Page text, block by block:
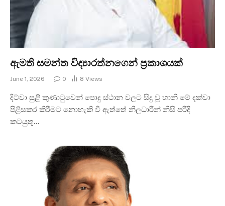
ඇමති සමන්ත විද්‍යාරත්නගෙන් ප්‍රකාශයක්
June 1, 2026 0 8 Views
දිට්වා සුළි කුණාටුවෙන් පොදු ස්ථාන වලට සිදු වූ හානි මේ දක්වා
පිළිසකර කිරීමට නොහැකි වී ඇත්තේ නිලධාරීන් නිසි පරිදි
කටයුතු…